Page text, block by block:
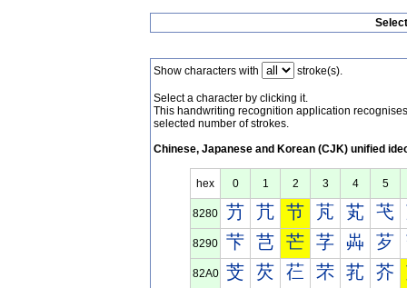
Show characters with stroke(s).
Select a character by clicking it.
This handwriting recognition application
selected number of strokes.
Chinese, Japanese and Korean (CJK) unified
hex 0 1 2 3 4 5
8280 芀 芁 节 芃 芄 芅
8290 芐 芑 芒 芓 芔 芕
82A0 芠 芡 芢 芣 芤 芥